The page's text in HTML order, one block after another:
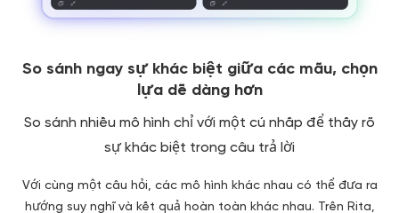
So sánh ngay sự khác biệt giữa các mẫu, chọn
lựa dễ dàng hơn
So sánh nhiều mô hình chỉ với một cú nhấp để thấy rõ
sự khác biệt trong câu trả lời
Với cùng một câu hỏi, các mô hình khác nhau có thể đưa ra
hướng suy nghĩ và kết quả hoàn toàn khác nhau. Trên Rita,